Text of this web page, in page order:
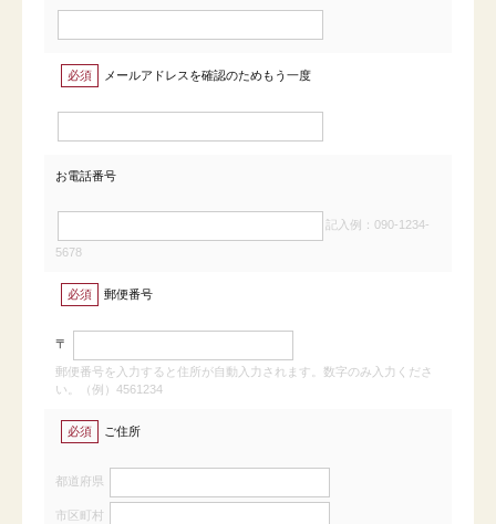
必須 メールアドレスを確認のためもう一度
お電話番号
記入例：090-1234-
5678
必須 郵便番号
〒
郵便番号を入力すると住所が自動入力されます。数字のみ入力くださ
い。（例）4561234
必須 ご住所
都道府県
市区町村